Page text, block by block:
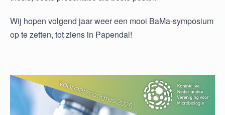
Wij hopen volgend jaar weer een mooi BaMa-symposium
op te zetten, tot ziens in Papendal!